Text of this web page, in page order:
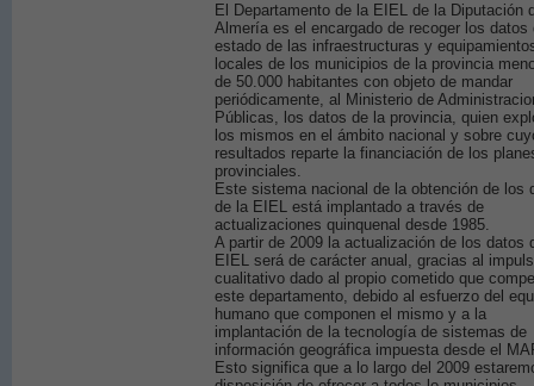
El Departamento de la EIEL de la Diputación
Almería es el encargado de recoger los datos
estado de las infraestructuras y
locales de los municipios de la provincia
de 50.000 habitantes con objeto de mandar
periódicamente, al Ministerio de
Públicas, los datos de la provincia, quien
los mismos en el ámbito nacional y sobre
resultados reparte la financiación de los
provinciales.
Este sistema nacional de la obtención de los
de la EIEL está implantado a través de
actualizaciones quinquenal desde 1985.
A partir de 2009 la actualización de los datos
EIEL será de carácter anual, gracias al
cualitativo dado al propio cometido que
este departamento, debido al esfuerzo del
humano que componen el mismo y a la
implantación de la tecnología de sistemas de
información geográfica impuesta desde el
Esto significa que a lo largo del 2009